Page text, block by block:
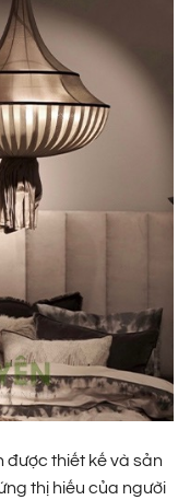
thiết kế và sản
thị hiếu của người